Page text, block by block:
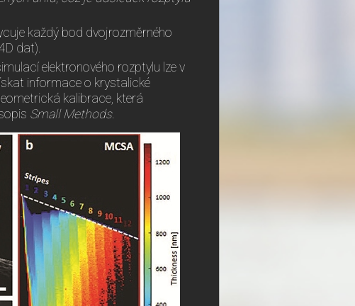
každý bod dvojrozměrného
dat).
elektronového rozptylu lze v
informace o krystalické
kalibrace, která
Small Methods.